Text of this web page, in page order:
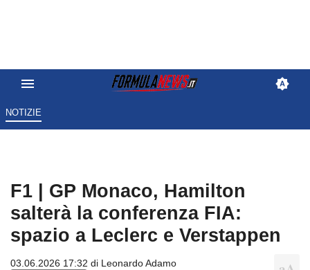
NOTIZIE
F1 | GP Monaco, Hamilton
salterà la conferenza FIA:
spazio a Leclerc e Verstappen
03.06.2026 17:32 di Leonardo Adamo